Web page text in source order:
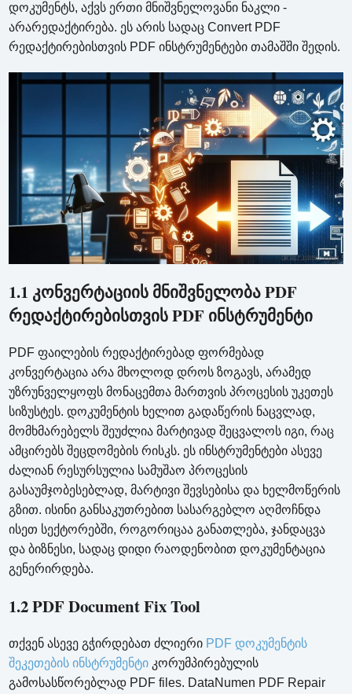
დოკუმენტს, აქვს ერთი მნიშვნელოვანი ნაკლი -
არარედაქტირება. ეს არის სადაც Convert PDF
რედაქტირებისთვის PDF ინსტრუმენტები თამაშში შედის.
1.1 კონვერტაციის მნიშვნელობა PDF
რედაქტირებისთვის PDF ინსტრუმენტი
PDF ფაილების რედაქტირებად ფორმებად
კონვერტაცია არა მხოლოდ დროს ზოგავს, არამედ
უზრუნველყოფს მონაცემთა მართვის პროცესის უკეთეს
სიზუსტეს. დოკუმენტის ხელით გადაწერის ნაცვლად,
მომხმარებელს შეუძლია მარტივად შეცვალოს იგი, რაც
ამცირებს შეცდომების რისკს. ეს ინსტრუმენტები ასევე
ძალიან რესურსულია სამუშაო პროცესის
გასაუმჯობესებლად, მარტივი შევსებისა და ხელმოწერის
გზით. ისინი განსაკუთრებით სასარგებლო აღმოჩნდა
ისეთ სექტორებში, როგორიცაა განათლება, ჯანდაცვა
და ბიზნესი, სადაც დიდი რაოდენობით დოკუმენტაცია
გენერირდება.
1.2 PDF Document Fix Tool
თქვენ ასევე გჭირდებათ ძლიერი PDF დოკუმენტის
შეკეთების ინსტრუმენტი კორუმპირებულის
გამოსასწორებლად PDF files. DataNumen PDF Repair